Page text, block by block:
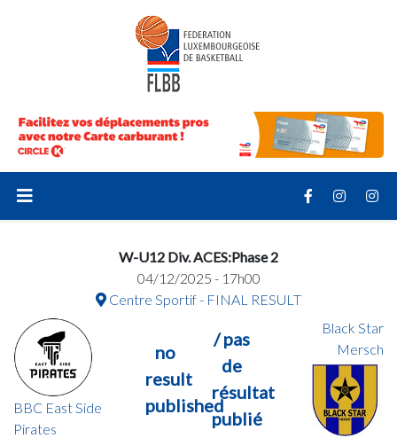
W-U12 Div. ACES:Phase 2
04/12/2025 - 17h00
Centre Sportif - FINAL RESULT
BBC East Side
Pirates
no
result
published
/ pas
de
résultat
publié
Black Star
Mersch